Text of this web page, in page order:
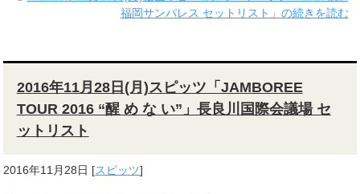
福岡サンパレス セットリスト」の続きを読む
2016年11月28日(月)スピッツ「JAMBOREE
TOUR 2016 “醒 め な い”」長良川国際会議場 セ
ットリスト
2016年11月28日 [スピッツ]